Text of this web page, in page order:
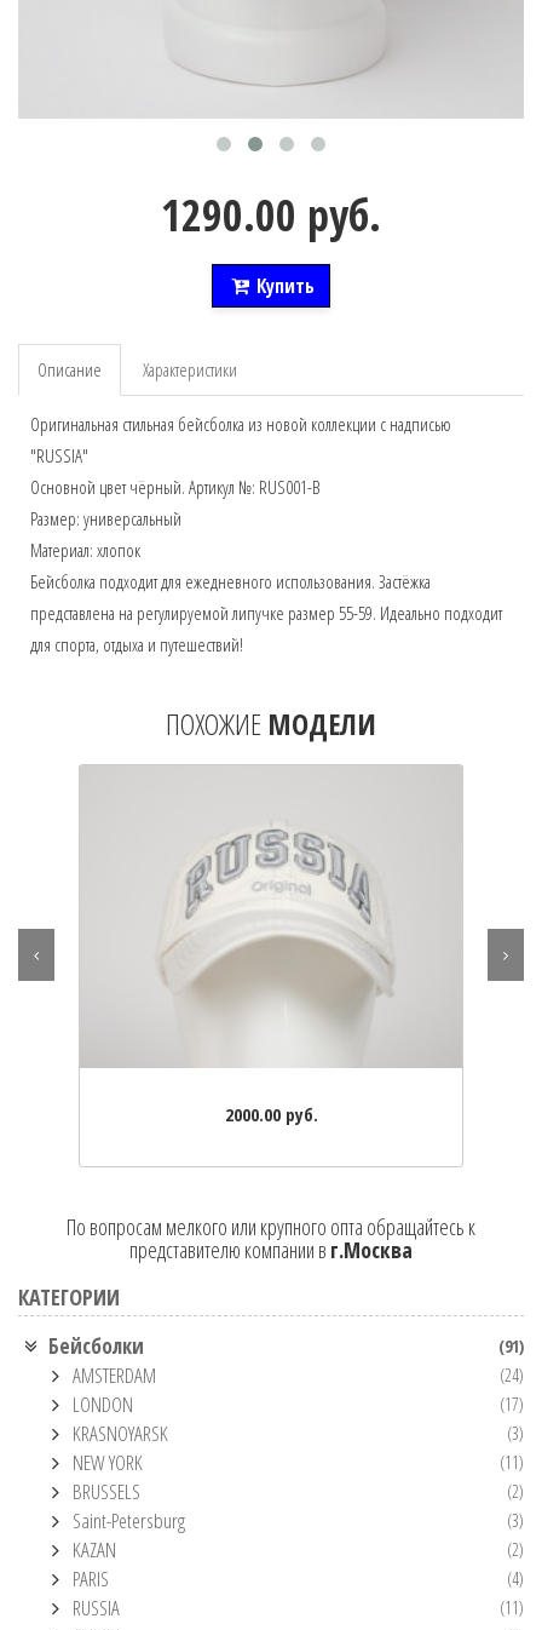
1290.00 руб.
Купить
Описание Характеристики
Оригинальная стильная бейсболка из новой коллекции с надписью
"RUSSIA"
Основной цвет чёрный. Артикул №: RUS001-B
Размер: универсальный
Материал: хлопок
Бейсболка подходит для ежедневного использования. Застёжка
представлена на регулируемой липучке размер 55-59. Идеально подходит
для спорта, отдыха и путешествий!
ПОХОЖИЕ МОДЕЛИ
2000.00 руб.
По вопросам мелкого или крупного опта обращайтесь к
представителю компании в г.Москва
КАТЕГОРИИ
Бейсболки (91)
AMSTERDAM (24)
LONDON (17)
KRASNOYARSK (3)
NEW YORK (11)
BRUSSELS (2)
Saint-Petersburg (3)
KAZAN (2)
PARIS (4)
RUSSIA (11)